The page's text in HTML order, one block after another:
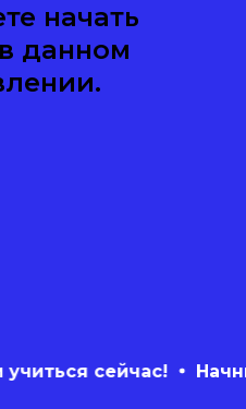
начать
данном
сейчас! Начни